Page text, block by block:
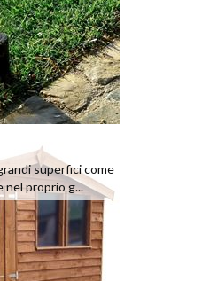
superfici come
nel proprio g...